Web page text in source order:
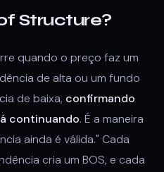
Structure?
quando o preço faz um
de alta ou um fundo
de baixa, confirmando
continuando. É a maneira
ainda é válida." Cada
cria um BOS, e cada